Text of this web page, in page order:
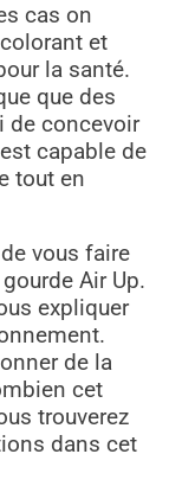
cas on
et
la santé.
que des
de concevoir
capable de
tout en
vous faire
Air Up.
expliquer
de la
cet
trouverez
dans cet